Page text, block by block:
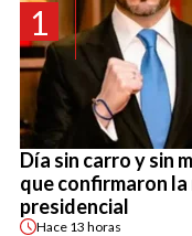
1
Día sin carro y sin
que confirmaron
presidencial
Hace 13 horas